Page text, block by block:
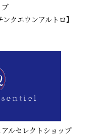
プ
クエウンアルトロ】
ルセレクトショップ